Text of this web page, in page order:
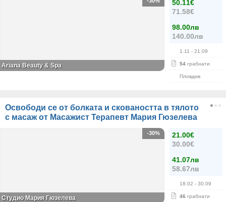
50.11€
71.58€
98.00лв
140.00лв
1.11 - 21.09
54 грабнати
Пловдив
Ariana Beauty & Spa
Освободи се от болката и сковаността в тялото
с масаж от Масажист Терапевт Мария Гюзелева
21.00€
30.00€
41.07лв
58.67лв
18.02 - 30.09
46 грабнати
-30%
Студио Мария Гюзелева